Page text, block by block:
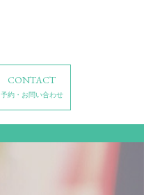
CONTACT
予約・お問い合わせ